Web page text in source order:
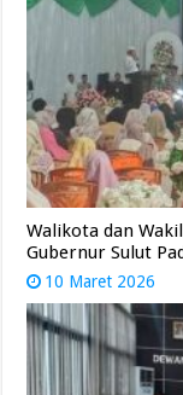
Walikota dan
Gubernur Sulut
10 Maret 2026